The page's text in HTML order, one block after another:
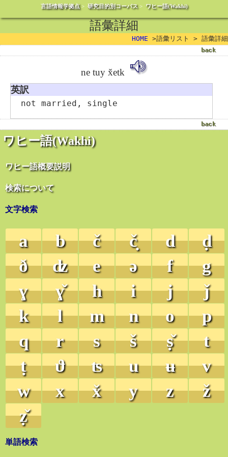
言語情報学拠点> 研究目的別コーパス> ワヒー語(Wakhi)
ワヒー語(Wakhi)
ワヒー語概要説明
検索について
文字検索
a b č č̣ d
ḍ
ð
ʣ e ə f
g
ɣ
ɣ̌ h i j
ǰ
k
l m n o
p
q
r s š ṣ̌
t
ṭ
ϑ ʦ u ʉ
v
w
x x̌ y z
ž
ẓ̌
単語検索
語彙詳細
HOME >語彙リスト > 語彙詳細
ne tuy x̌etk
英訳
not married, single